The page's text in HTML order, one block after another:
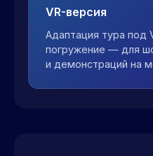
VR-версия
Адаптация тура под
погружение — для
и демонстраций на